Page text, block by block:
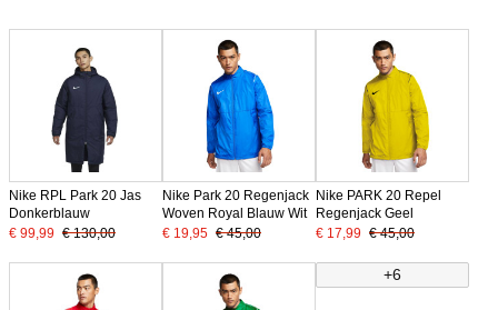
Nike RPL Park 20 Jas
Donkerblauw
€ 99,99 € 130,00
Nike Park 20 Regenjack
Woven Royal Blauw Wit
€ 19,95 € 45,00
Nike PARK 20 Repel
Regenjack Geel
€ 17,99 € 45,00
+6